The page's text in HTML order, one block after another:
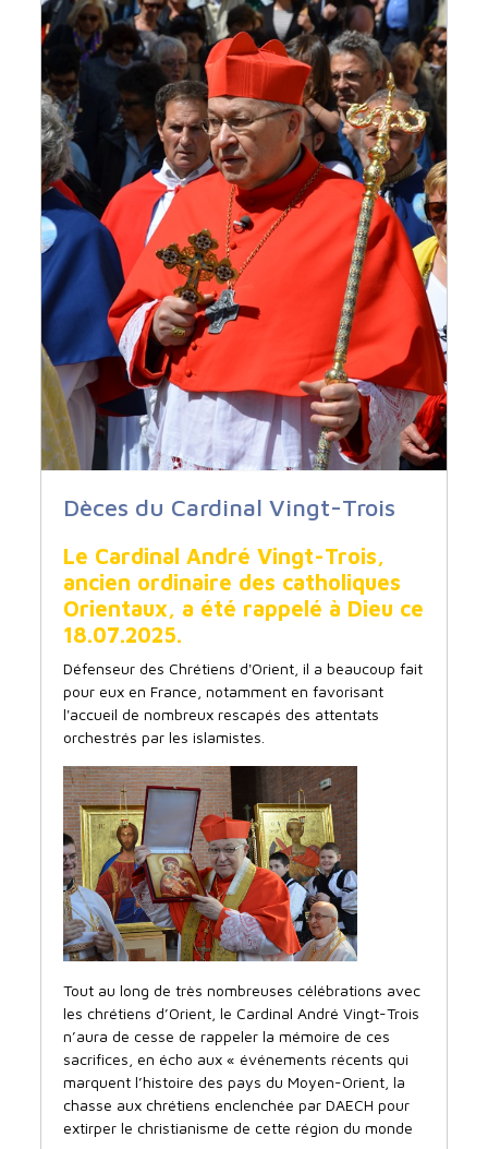
Dèces du Cardinal Vingt-Trois
Le Cardinal André Vingt-Trois,
ancien ordinaire des catholiques
Orientaux, a été rappelé à Dieu ce
18.07.2025.
Défenseur des Chrétiens d'Orient, il a beaucoup fait
pour eux en France, notamment en favorisant
l'accueil de nombreux rescapés des attentats
orchestrés par les islamistes.
Tout au long de très nombreuses célébrations avec
les chrétiens d’Orient, le Cardinal André Vingt-Trois
n’aura de cesse de rappeler la mémoire de ces
sacrifices, en écho aux « événements récents qui
marquent l’histoire des pays du Moyen-Orient, la
chasse aux chrétiens enclenchée par DAECH pour
extirper le christianisme de cette région du monde